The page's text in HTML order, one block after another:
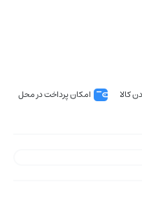
کالا امکان پرداخت در محل